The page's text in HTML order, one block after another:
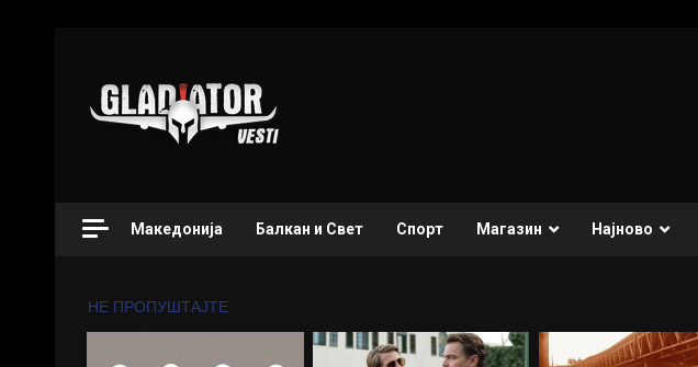
Македонија Балкан и Свет Спорт Магазин Најново